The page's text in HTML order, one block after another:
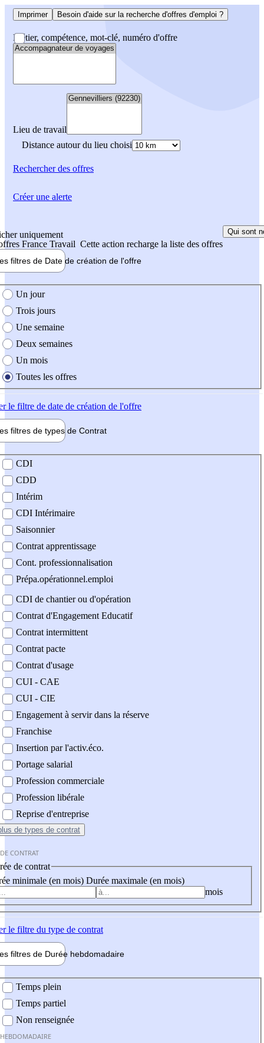
Imprimer Besoin d'aide sur la recherche d'offres d'emploi ?
Métier, compétence, mot-clé, numéro d'offre
Lieu de travail
Distance autour du lieu choisi
Rechercherdes offres
uniquement
France Travail Cette action recharge la liste des offres
Qui sont
filtres de Date de création de l'offre
création de l'offre
Un jour
Trois jours
Une semaine
Deux semaines
Un mois
Toutes les offres
le filtre de date de création de l'offre
filtres de types de Contrat
contrat
CDI
CDD
Intérim
CDI Intérimaire
Saisonnier
Contrat apprentissage
Cont. professionnalisation
Prépa.opérationnel.emploi
CDI de chantier ou d'opération
Contrat d'Engagement Educatif
Contrat intermittent
Contrat pacte
Contrat d'usage
CUI - CAE
CUI - CIE
Engagement à servir dans la réserve
Franchise
Insertion par l'activ.éco.
Portage salarial
Profession commerciale
Profession libérale
Reprise d'entreprise
de types de contrat
CONTRAT
de contrat
minimale (en mois) Durée maximale (en mois)
mois
le filtre du type de contrat
filtres de Durée hebdomadaire
Temps plein
Temps partiel
Non renseignée
Créer une alerte